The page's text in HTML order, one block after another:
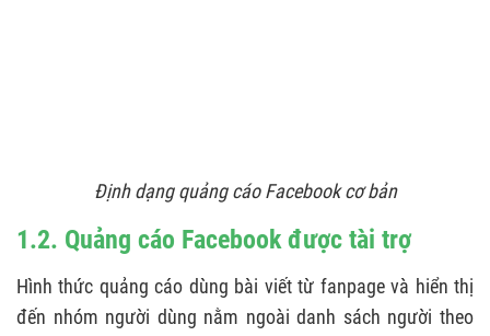
Định dạng quảng cáo Facebook cơ bản
1.2. Quảng cáo Facebook được tài trợ
Hình thức quảng cáo dùng bài viết từ fanpage và hiển thị
đến nhóm người dùng nằm ngoài danh sách người theo